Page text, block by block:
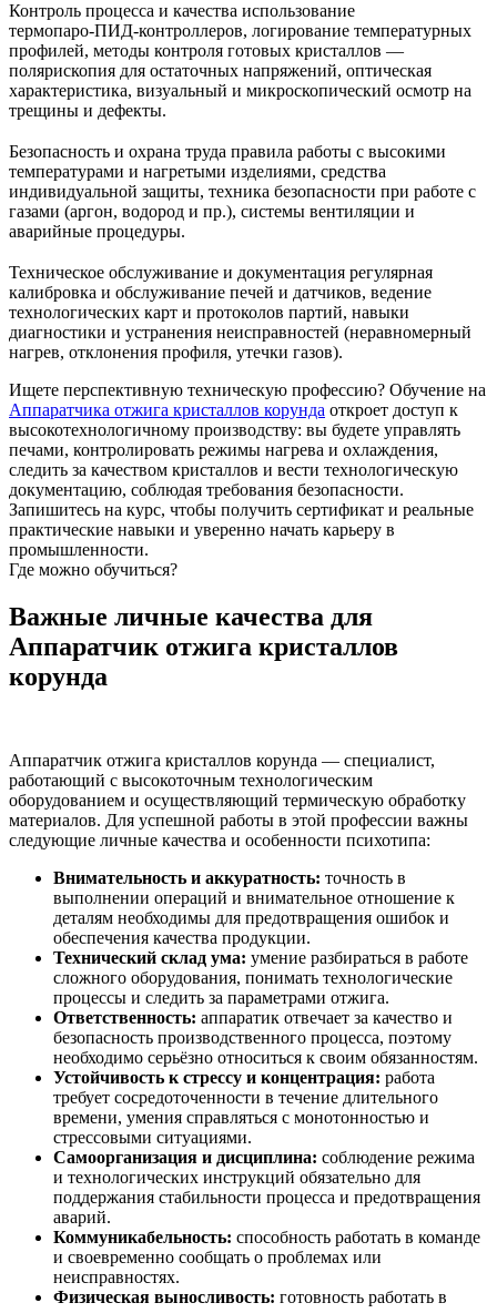
Контроль процесса и качества использование
термопаро‑ПИД‑контроллеров, логирование температурных
профилей, методы контроля готовых кристаллов —
полярископия для остаточных напряжений, оптическая
характеристика, визуальный и микроскопический осмотр на
трещины и дефекты.
Безопасность и охрана труда правила работы с высокими
температурами и нагретыми изделиями, средства
индивидуальной защиты, техника безопасности при работе с
газами (аргон, водород и пр.), системы вентиляции и
аварийные процедуры.
Техническое обслуживание и документация регулярная
калибровка и обслуживание печей и датчиков, ведение
технологических карт и протоколов партий, навыки
диагностики и устранения неисправностей (неравномерный
нагрев, отклонения профиля, утечки газов).
Ищете перспективную техническую профессию? Обучение на
Аппаратчика отжига кристаллов корунда откроет доступ к
высокотехнологичному производству: вы будете управлять
печами, контролировать режимы нагрева и охлаждения,
следить за качеством кристаллов и вести технологическую
документацию, соблюдая требования безопасности.
Запишитесь на курс, чтобы получить сертификат и реальные
практические навыки и уверенно начать карьеру в
промышленности.
Где можно обучиться?
Важные личные качества для
Аппаратчик отжига кристаллов
корунда
Аппаратчик отжига кристаллов корунда — специалист,
работающий с высокоточным технологическим
оборудованием и осуществляющий термическую обработку
материалов. Для успешной работы в этой профессии важны
следующие личные качества и особенности психотипа:
Внимательность и аккуратность: точность в
выполнении операций и внимательное отношение к
деталям необходимы для предотвращения ошибок и
обеспечения качества продукции.
Технический склад ума: умение разбираться в работе
сложного оборудования, понимать технологические
процессы и следить за параметрами отжига.
Ответственность: аппаратик отвечает за качество и
безопасность производственного процесса, поэтому
необходимо серьёзно относиться к своим обязанностям.
Устойчивость к стрессу и концентрация: работа
требует сосредоточенности в течение длительного
времени, умения справляться с монотонностью и
стрессовыми ситуациями.
Самоорганизация и дисциплина: соблюдение режима
и технологических инструкций обязательно для
поддержания стабильности процесса и предотвращения
аварий.
Коммуникабельность: способность работать в команде
и своевременно сообщать о проблемах или
неисправностях.
Физическая выносливость: готовность работать в